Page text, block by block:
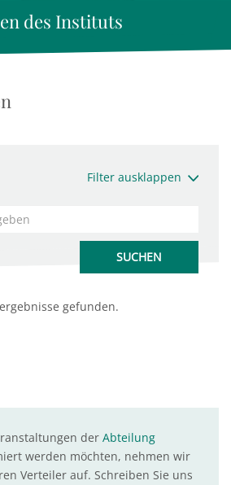
des Instituts
Filter ausklappen
gefunden.
der Abteilung
werden möchten, nehmen wir
Verteiler auf. Schreiben Sie uns